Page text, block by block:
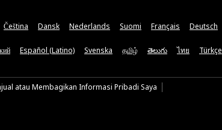
Čeština Dansk Nederlands Suomi Français Deutsch
Español (Latino) Svenska தமிழ் తెలుగు ไทย Türkçe
atau Membagikan Informasi Pribadi Saya